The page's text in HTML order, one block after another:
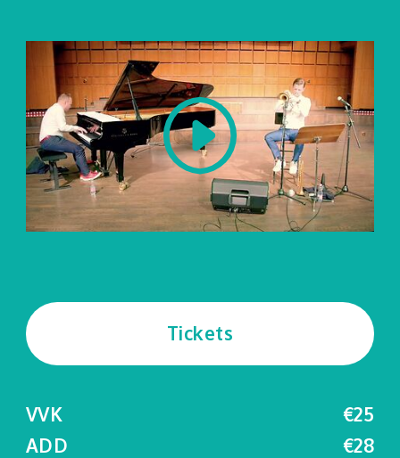
Tickets
VVK
€25
ADD
€28